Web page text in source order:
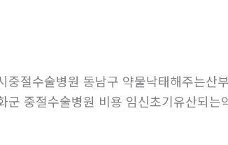
절수술병원 동남구 약물낙태해주는산
군 중절수술병원 비용 임신초기유산되는